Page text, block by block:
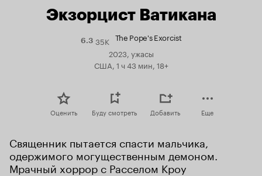
Экзорцист Ватикана
6.3Рейтинг
Кинопоиска
35K The Pope's Exorcist
2023, ужасы
США, 1 ч 43 мин, 18+
Оценить Буду смотреть Добавить Еще
Священник пытается спасти мальчика,
одержимого могущественным демоном.
Мрачный хоррор с Расселом Кроу